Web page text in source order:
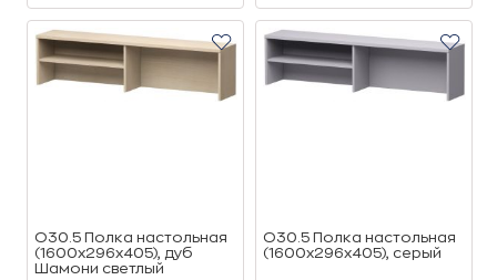
О30.5 Полка настольная
(1600х296х405), дуб
Шамони светлый
О30.5 Полка настольная
(1600х296х405), серый